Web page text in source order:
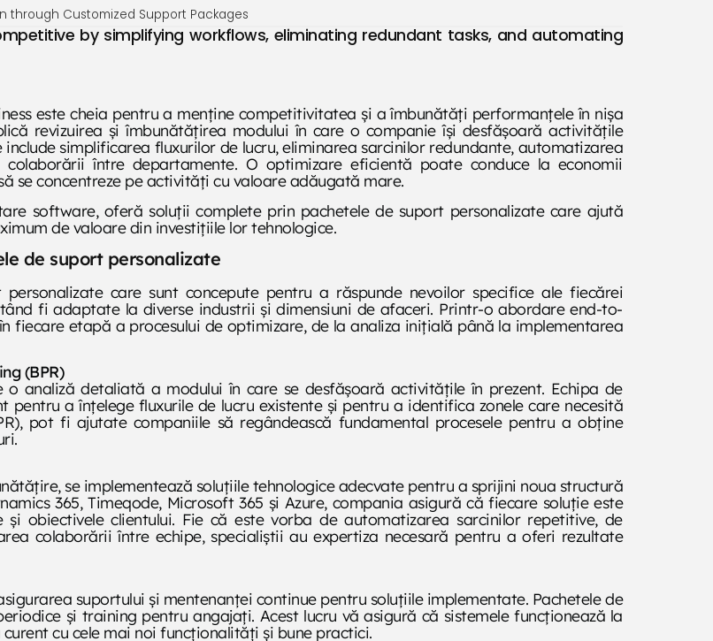
through Customized Support Packages
by simplifying workflows, eliminating redundant tasks, and automating
este cheia pentru a menține competitivitatea și a îmbunătăți performanțele în nișa
revizuirea și îmbunătățirea modului în care o companie își desfășoară activitățile
simplificarea fluxurilor de lucru, eliminarea sarcinilor redundante, automatizarea
între departamente. O optimizare eficientă poate conduce la economii
se concentreze pe activități cu valoare adăugată mare.
software, oferă soluții complete prin pachetele de suport personalizate care ajută
de valoare din investițiile lor tehnologice.
de suport personalizate
care sunt concepute pentru a răspunde nevoilor specifice ale fiecărei
fi adaptate la diverse industrii și dimensiuni de afaceri. Printr-o abordare end-to-
fiecare etapă a procesului de optimizare, de la analiza inițială până la implementarea
(BPR)
o analiză detaliată a modului în care se desfășoară activitățile în prezent. Echipa de
a înțelege fluxurile de lucru existente și pentru a identifica zonele care necesită
pot fi ajutate companiile să regândească fundamental procesele pentru a obține
se implementează soluțiile tehnologice adecvate pentru a sprijini noua structură
365, Timeqode, Microsoft 365 și Azure, compania asigură că fiecare soluție este
obiectivele clientului. Fie că este vorba de automatizarea sarcinilor repetitive, de
colaborării între echipe, specialiștii au expertiza necesară pentru a oferi rezultate
suportului și mentenanței continue pentru soluțiile implementate. Pachetele de
și training pentru angajați. Acest lucru vă asigură că sistemele funcționează la
cu cele mai noi funcționalități și bune practici.